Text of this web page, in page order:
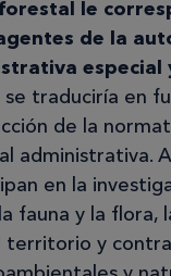
le
de la
especial
se traduciría en
de la
administrativa.
en la
fauna y la flora,
territorio y